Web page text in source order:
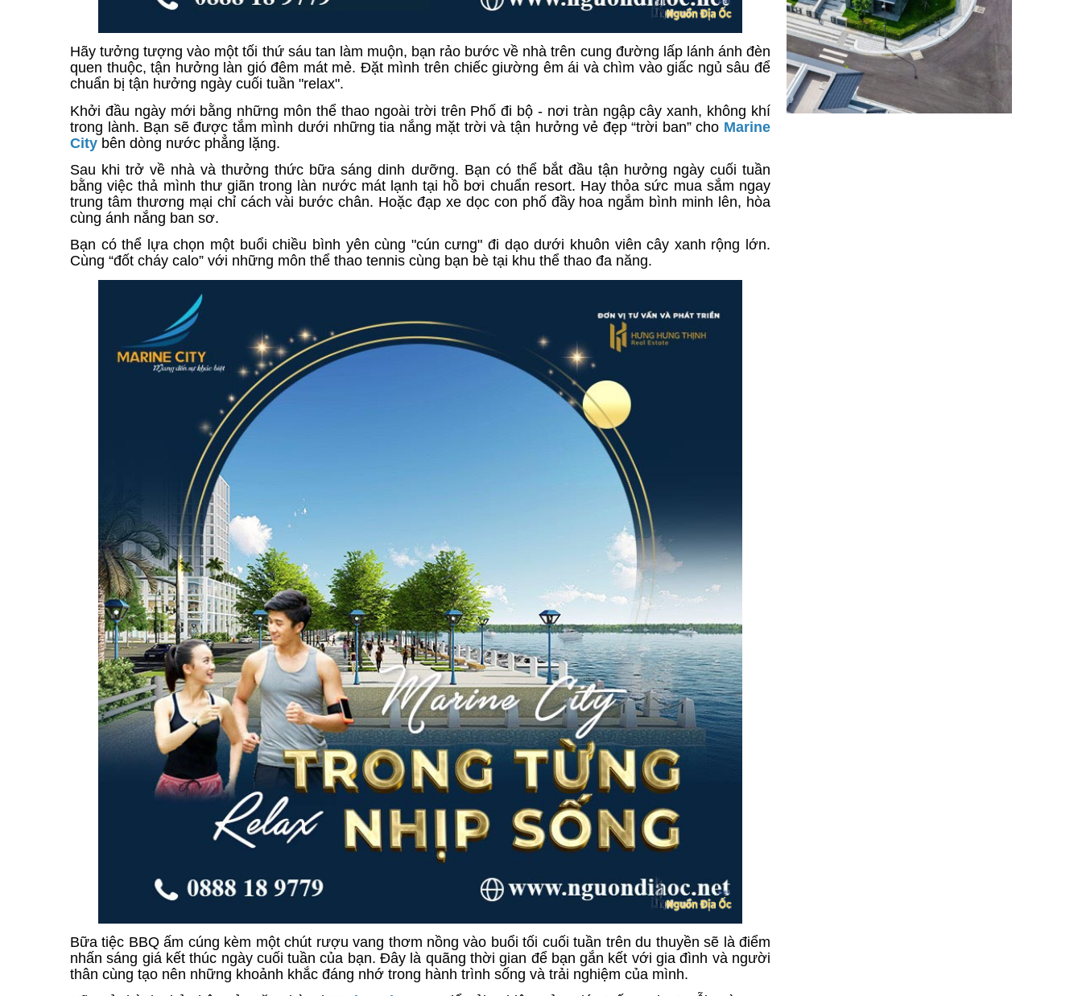
Hãy tưởng tượng vào một tối thứ sáu tan làm muộn, bạn rảo bước về nhà trên cung đường lấp lánh ánh đèn
quen thuộc, tận hưởng làn gió đêm mát mẻ. Đặt mình trên chiếc giường êm ái và chìm vào giấc ngủ sâu để
chuẩn bị tận hưởng ngày cuối tuần "relax".
Khởi đầu ngày mới bằng những môn thể thao ngoài trời trên Phố đi bộ - nơi tràn ngập cây xanh, không khí
trong lành. Bạn sẽ được tắm mình dưới những tia nắng mặt trời và tận hưởng vẻ đẹp “trời ban” cho Marine
City bên dòng nước phẳng lặng.
Sau khi trở về nhà và thưởng thức bữa sáng dinh dưỡng. Bạn có thể bắt đầu tận hưởng ngày cuối tuần
bằng việc thả mình thư giãn trong làn nước mát lạnh tại hồ bơi chuẩn resort. Hay thỏa sức mua sắm ngay
trung tâm thương mại chỉ cách vài bước chân. Hoặc đạp xe dọc con phố đầy hoa ngắm bình minh lên, hòa
cùng ánh nắng ban sơ.
Bạn có thể lựa chọn một buổi chiều bình yên cùng "cún cưng" đi dạo dưới khuôn viên cây xanh rộng lớn.
Cùng “đốt cháy calo” với những môn thể thao tennis cùng bạn bè tại khu thể thao đa năng.
Bữa tiệc BBQ ấm cúng kèm một chút rượu vang thơm nồng vào buổi tối cuối tuần trên du thuyền sẽ là điểm
nhấn sáng giá kết thúc ngày cuối tuần của bạn. Đây là quãng thời gian để bạn gắn kết với gia đình và người
thân cùng tạo nên những khoảnh khắc đáng nhớ trong hành trình sống và trải nghiệm của mình.